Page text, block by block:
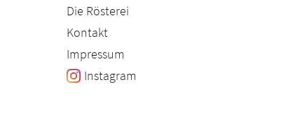
Die Rösterei
Kontakt
Impressum
Instagram